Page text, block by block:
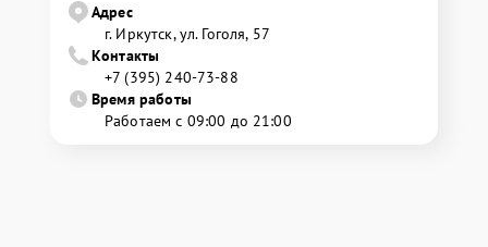
Адрес
г. Иркутск, ул. ​Гоголя, 57
Контакты
+7 (395) 240-73-88
Время работы
Работаем с 09:00 до 21:00